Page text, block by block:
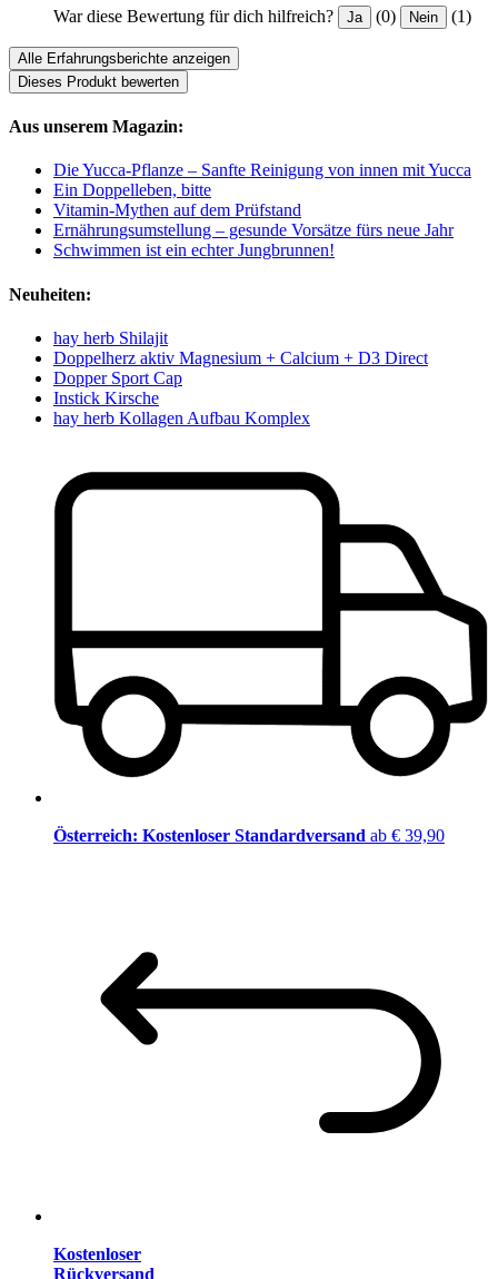
War diese Bewertung für dich hilfreich? Ja (0) Nein (1)
Alle Erfahrungsberichte anzeigen
Dieses Produkt bewerten
Aus unserem Magazin:
Die Yucca-Pflanze – Sanfte Reinigung von innen mit Yucca
Ein Doppelleben, bitte
Vitamin-Mythen auf dem Prüfstand
Ernährungsumstellung – gesunde Vorsätze fürs neue Jahr
Schwimmen ist ein echter Jungbrunnen!
Neuheiten:
hay herb Shilajit
Doppelherz aktiv Magnesium + Calcium + D3 Direct
Dopper Sport Cap
Instick Kirsche
hay herb Kollagen Aufbau Komplex
Österreich: Kostenloser Standardversand ab € 39,90
Kostenloser
Rückversand